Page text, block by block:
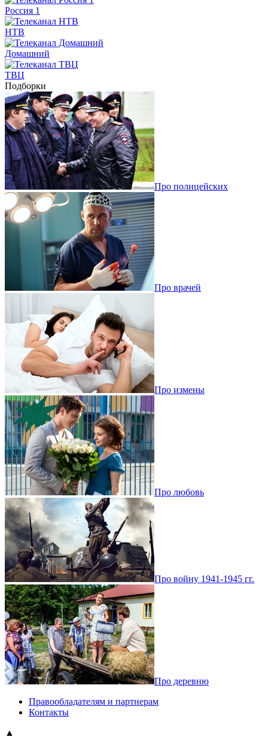
Россия 1
НТВ
Домашний
ТВЦ
Подборки
Про полицейских
Про врачей
Про измены
Про любовь
Про войну 1941-1945 гг.
Про деревню
Правообладателям и партнерам
Контакты
▲